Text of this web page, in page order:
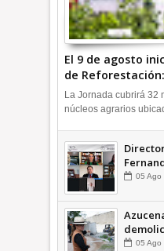
El 9 de agosto
de
Sheinbaum
La Jornada cubrirá 32
núcleos agrarios
05 Ago
ilegales
05 Ago